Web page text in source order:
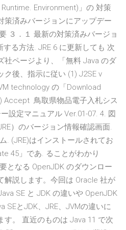
Environment)」の 対策
策済みバージョンにアップデー
３．１ 最新の対策済みバージョ
る方法. JRE 6 に更新しても 次
社ページより、「無料 Java のダ
ク後、指示に従い (1) J2SE v
technology の「Download
Accept 鳥取県物品電子入札シス
設定マニュアル Ver.01-07. 4. 図
）のバージョン情報確認画面.
. (JRE)はインストールされてお
45」であ. ることがわかり
となる OpenJDK のダウンロー
解説します。今回は Oracle 社が
SE と JDK の違いや OpenJDK
SEとJDK、JRE、JVMの違いに
す。 直近のものは Java 11 で次